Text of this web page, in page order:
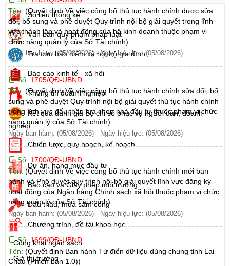
Tên: (Quyết định Về việc công bố thủ tục hành chính được sửa
đổi, bổ sung và phê duyệt Quy trình nội bộ giải quyết trong lĩnh
vực thành lập và hoạt động của hộ kinh doanh thuộc phạm vi
chức năng quản lý của Sở Tài chính)
Ngày ban hành: (05/08/2026) -Ngày hiệu lực: (05/08/2026)
Số: 1705/QĐ-UBND
Tên: (Quyết định Về việc công bố thủ tục hành chính sửa đổi, bổ
sung và phê duyệt Quy trình nội bộ giải quyết thủ tục hành chính
trong lĩnh vực đấu thầu lựa chọn nhà đầu tư thuộc phạm vi chức
năng quản lý của Sở Tài chính)
Ngày ban hành: (05/08/2026) - Ngày hiệu lực: (05/08/2026)
Số: 1700/QĐ-UBND
Tên: (Quyết định Về việc công bố thủ tục hành chính mới ban
hành và Phê duyệt quy trình nội bộ giải quyết lĩnh vực đăng ký
hoạt động của Ngân hàng Chính sách xã hội thuộc phạm vi chức
năng quản lý của Sở Tài chính)
Ngày ban hành: (05/08/2026) - Ngày hiệu lực: (05/08/2026)
Số: 1699/QĐ-UBND
Tên: (Quyết định Ban hành Từ điển dữ liệu dùng chung tỉnh Lai
Châu (Phiên bản 1.0))
Số liệu thống kê
Văn bản quy phạm pháp luật
Tra cứu bảo hiểm xã hội hộ gia đình
Báo cáo kinh tế - xã hội
Thông tin doanh nghiệp
Kết quả đánh giá Bộ chỉ số phục vụ người dân, doanh
nghiệp
Chiến lược, quy hoạch, kế hoạch
Dự án, hạng mục đầu tư
Báo cáo và Giấy phép môi trường
Đấu thầu, mua sắm công
Chương trình, đề tài khoa học
Công khai ngân sách
Giá thị trường